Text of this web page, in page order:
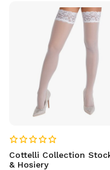
Cottelli Collection
& Hosiery